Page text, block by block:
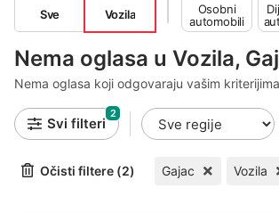
Nema oglasa u Vozila,
Nema oglasa koji odgovaraju vašim
Sve Vozila
Osobni
automobili
Svi filteri
2
Očisti filtere (2) Gajac Vozila